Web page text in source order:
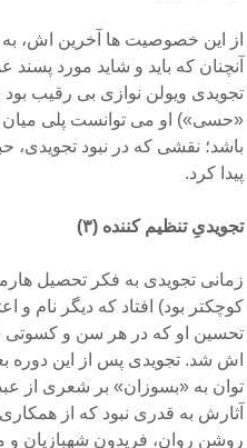
از این خصوصیت ها آخرین اش،
آنچنان که باید و شاید مورد
تجویدی ویولن نوازی بی رقیب
«حسی») او می توانست پلی میان
باشد؛ نقشی که در نبود تجویدی،
پیدا کرد.
تجویدیِ تنظیم کننده (۳)
زمانی تجویدی به فکر تحصیل
کوچکتر بود) افتاد که دیگر نام
تحسین او که در هر سن و کسوتی
اش شد. تجویدی پس از این دوره
توان به «بسوزان» بر شعری از
آثارش به قدری نبود که از همکاری
روشن روان، فریدون شهبازیان و